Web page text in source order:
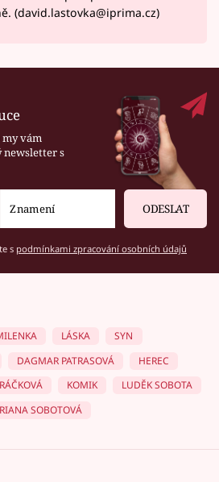
(david.lastovka@iprima.cz)
my vám
newsletter s
ODESLAT
s podmínkami zpracování osobních údajů
LÁSKA
SYN
DAGMAR PATRASOVÁ
HEREC
KOMIK
LUDĚK SOBOTA
SOBOTOVÁ